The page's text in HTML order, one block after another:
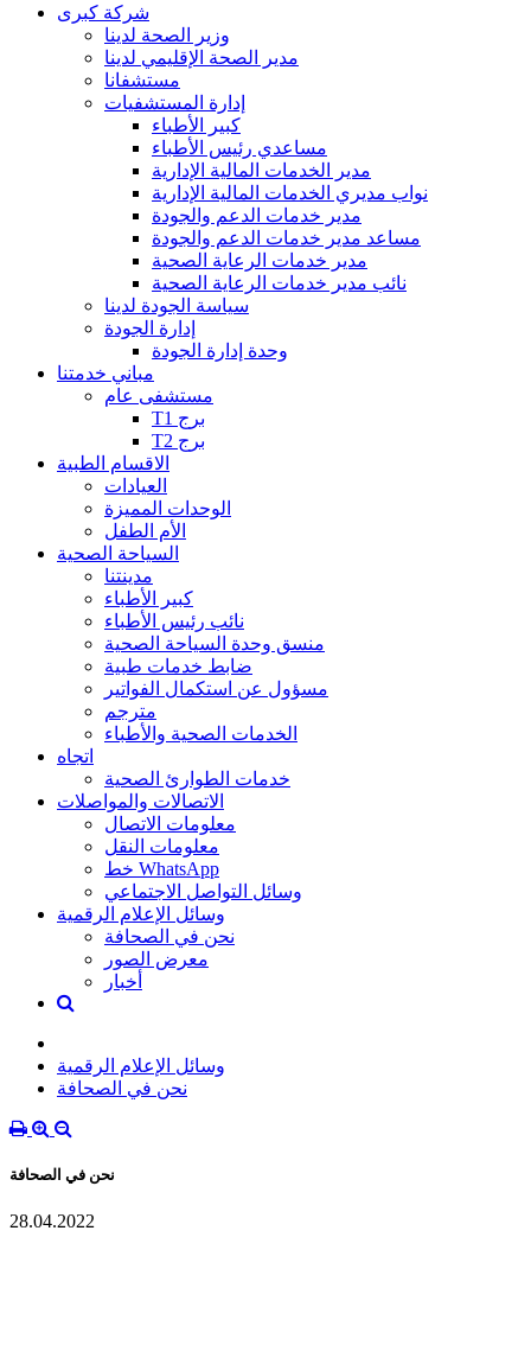
شركة كبرى
وزير الصحة لدينا
مدير الصحة الإقليمي لدينا
مستشفانا
إدارة المستشفيات
كبير الأطباء
مساعدي رئيس الأطباء
مدير الخدمات المالية الإدارية
نواب مديري الخدمات المالية الإدارية
مدير خدمات الدعم والجودة
مساعد مدير خدمات الدعم والجودة
مدير خدمات الرعاية الصحية
نائب مدير خدمات الرعاية الصحية
سياسة الجودة لدينا
إدارة الجودة
وحدة إدارة الجودة
مباني خدمتنا
مستشفى عام
T1 برج
T2 برج
الاقسام الطبية
العيادات
الوحدات المميزة
الأم الطفل
السياحة الصحية
مدينتنا
كبير الأطباء
نائب رئيس الأطباء
منسق وحدة السياحة الصحية
ضابط خدمات طبية
مسؤول عن استكمال الفواتير
مترجم
الخدمات الصحية والأطباء
اتجاه
خدمات الطوارئ الصحية
الاتصالات والمواصلات
معلومات الاتصال
معلومات النقل
خط WhatsApp
وسائل التواصل الاجتماعي
وسائل الإعلام الرقمية
نحن في الصحافة
معرض الصور
أخبار
وسائل الإعلام الرقمية
نحن في الصحافة
نحن في الصحافة
28.04.2022